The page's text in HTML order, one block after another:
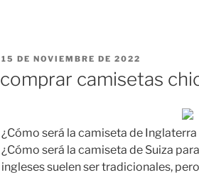
PUBLICADO
15 DE NOVIEMBRE DE 2022
comprar camisetas
¿Cómo será la camiseta de
¿Cómo será la camiseta de Suiza
ingleses suelen ser tradicionales,